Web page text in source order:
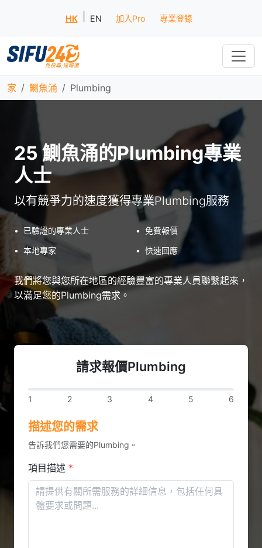
HK EN 加入Pro 專業登錄
家 鰂魚涌 Plumbing
25 鰂魚涌的Plumbing專業
人士
以有競爭力的速度獲得專業Plumbing服務
• 已驗證的專業人士 • 免費報價
• 本地專家 • 快速回應
我們將您與您所在地區的經驗豐富的專業人員聯繫起來，
以滿足您的Plumbing需求。
請求報價Plumbing
1 2 3 4 5 6
描述您的需求
告訴我們您需要的Plumbing。
項目描述 *